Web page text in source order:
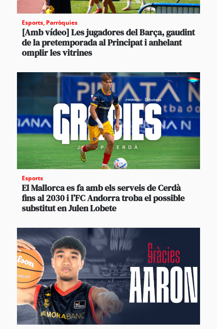
Esports, Parròquies
[Amb vídeo] Les jugadores del Barça, gaudint
de la pretemporada al Principat i anhelant
omplir les vitrines
Esports
El Mallorca es fa amb els serveis de Cerdà
fins al 2030 i l’FC Andorra troba el possible
substitut en Julen Lobete